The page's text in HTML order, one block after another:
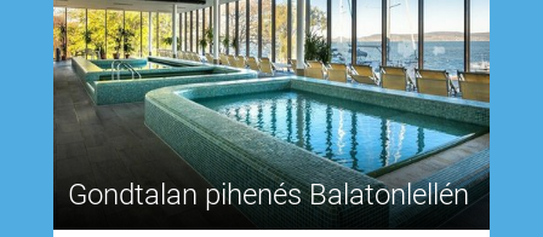
Gondtalan pihenés Balatonlellén